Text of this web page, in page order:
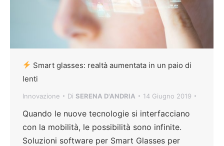
Smart glasses: realtà aumentata in un paio di
lenti
Innovazione Di SERENA D'ANDRIA 14 Giugno 2019
Quando le nuove tecnologie si interfacciano
con la mobilità, le possibilità sono infinite.
Soluzioni software per Smart Glasses per